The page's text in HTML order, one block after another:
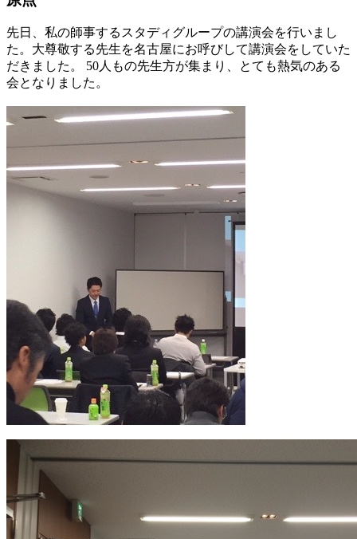
先日、私の師事するスタディグループの講演会を行いまし
た。大尊敬する先生を名古屋にお呼びして講演会をしていた
だきました。 50人もの先生方が集まり、とても熱気のある
会となりました。